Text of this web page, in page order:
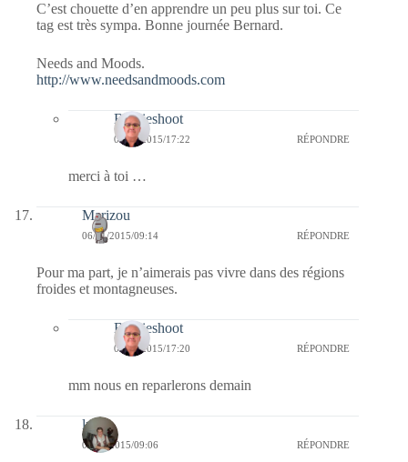
C’est chouette d’en apprendre un peu plus sur toi. Ce
tag est très sympa. Bonne journée Bernard.
Needs and Moods.
http://www.needsandmoods.com
Bernieshoot
08/01/2015/17:22 RÉPONDRE
merci à toi …
Marizou
06/01/2015/09:14 RÉPONDRE
Pour ma part, je n’aimerais pas vivre dans des régions
froides et montagneuses.
Bernieshoot
08/01/2015/17:20 RÉPONDRE
mm nous en reparlerons demain
lucia
06/01/2015/09:06 RÉPONDRE